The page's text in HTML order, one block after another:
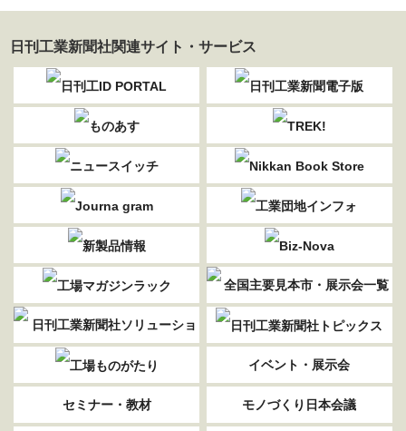
日刊工業新聞社関連サイト・サービス
イベント・展示会
セミナー・教材 モノづくり日本会議